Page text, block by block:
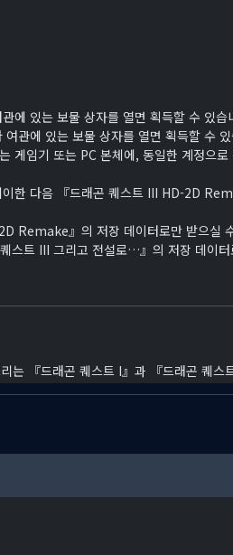
에 있는 보물 상자를 열면 획득할 수 있습
관에 있는 보물 상자를 열면 획득할 수
임기 또는 PC 본체에, 동일한 계정으
다음 『드래곤 퀘스트 III HD-2D
Remake』의 저장 데이터로만 받으실
스트 III 그리고 전설로…』의 저장 데이
는 『드래곤 퀘스트 I』과 『드래곤 퀘스
험의 막이 오른다!
이 용왕 토벌에 나서게 되는데…!